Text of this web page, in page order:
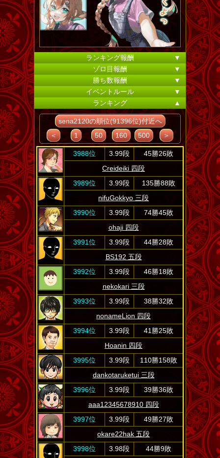
ランキング報酬
▼
ゾロ目報酬
▼
勝ち数報酬
▼
イベントルール
▼
ランキング
▲
sena2120の順位(91396位)付近へ
＜
1 50 160 500 ＞
3988位 3.99段
45勝26敗
Creideiki 四段
3989位
3.99段
135勝88敗
nifuGokkyo 三段
3990位
3.99段
74勝45敗
ohaji 四段
3991位
3.99段
44勝28敗
BS192 五段
3992位
3.99段
46勝18敗
nekokari 三段
3993位
3.99段
38勝32敗
nonameLion 四段
3994位
3.99段
41勝25敗
Hoanin 四段
3995位
3.99段
110勝158敗
dankotaruketui 三段
3996位
3.99段
39勝36敗
aaa12345678910 四段
3997位
3.99段
49勝27敗
okare22hak 五段
3998位
3.98段
44勝9敗